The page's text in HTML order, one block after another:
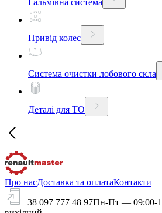
Гальмівна система
Привід колес
Система очистки лобового скла
Деталі для ТО
Про насДоставка та оплатаКонтакти
+38 097 777 48 97Пн-Пт — 09:00-